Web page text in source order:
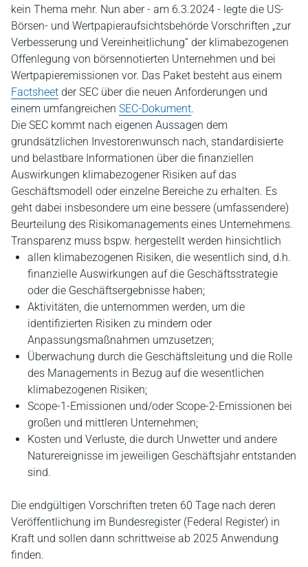
kein Thema mehr. Nun aber - am 6.3.2024 - legte die US-
Börsen- und Wertpapieraufsichtsbehörde Vorschriften „zur
Verbesserung und Vereinheitlichung“ der klimabezogenen
Offenlegung von börsennotierten Unternehmen und bei
Wertpapieremissionen vor. Das Paket besteht aus einem
Factsheet der SEC über die neuen Anforderungen und
einem umfangreichen SEC-Dokument.
Die SEC kommt nach eigenen Aussagen dem
grundsätzlichen Investorenwunsch nach, standardisierte
und belastbare Informationen über die finanziellen
Auswirkungen klimabezogener Risiken auf das
Geschäftsmodell oder einzelne Bereiche zu erhalten. Es
geht dabei insbesondere um eine bessere (umfassendere)
Beurteilung des Risikomanagements eines Unternehmens.
Transparenz muss bspw. hergestellt werden hinsichtlich
allen klimabezogenen Risiken, die wesentlich sind, d.h.
finanzielle Auswirkungen auf die Geschäftsstrategie
oder die Geschäftsergebnisse haben;
Aktivitäten, die unternommen werden, um die
identifizierten Risiken zu mindern oder
Anpassungsmaßnahmen umzusetzen;
Überwachung durch die Geschäftsleitung und die Rolle
des Managements in Bezug auf die wesentlichen
klimabezogenen Risiken;
Scope-1-Emissionen und/oder Scope-2-Emissionen bei
großen und mittleren Unternehmen;
Kosten und Verluste, die durch Unwetter und andere
Naturereignisse im jeweiligen Geschäftsjahr entstanden
sind.
Die endgültigen Vorschriften treten 60 Tage nach deren
Veröffentlichung im Bundesregister (Federal Register) in
Kraft und sollen dann schrittweise ab 2025 Anwendung
finden.